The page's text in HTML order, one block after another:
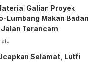
Galian Proyek
Lumbang Makan Badan
Terancam
Selamat, Lutfi